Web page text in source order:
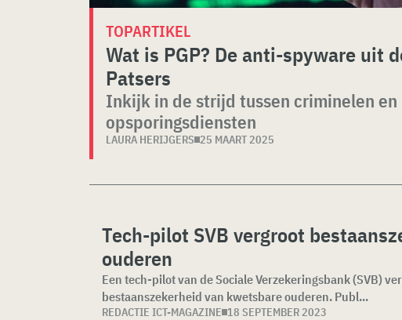
TOPARTIKEL
Wat is PGP? De anti-spyware uit
Patsers
Inkijk in de strijd tussen criminelen en
opsporingsdiensten
LAURA HERIJGERS 25 MAART 2025
Tech-pilot SVB vergroot
ouderen
Een tech-pilot van de Sociale Verzekeringsbank (SVB)
bestaanszekerheid van kwetsbare ouderen. Publ...
REDACTIE ICT-MAGAZINE 18 SEPTEMBER 2023